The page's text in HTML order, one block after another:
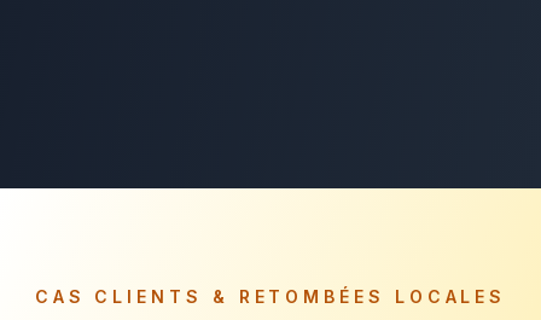
CAS CLIENTS & RETOMBÉES LOCALES